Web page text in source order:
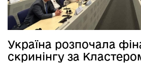
Україна розпочала
скринінгу за